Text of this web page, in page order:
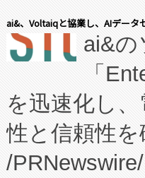
表しました
たNeXは、
従来のフェ
に、患者や
キー方式で
ai&、Voltaiqと協業し、AIデータ
ai&の
「
を迅速化し
性と信頼性
/